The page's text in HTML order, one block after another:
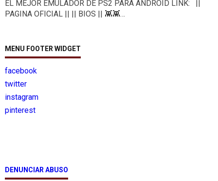
EL MEJOR EMULADOR DE PS2 PARA ANDROID LINK: ||
PAGINA OFICIAL || || BIOS || 👾👾…
MENU FOOTER WIDGET
facebook
twitter
instagram
pinterest
DENUNCIAR ABUSO